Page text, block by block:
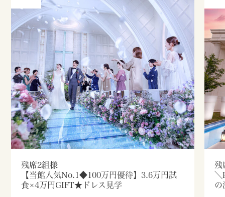
残席2組様
【当館人気No.1◆100万円優待】3.6万円試
食×4万円GIFT★ドレス見学
残
＼
の